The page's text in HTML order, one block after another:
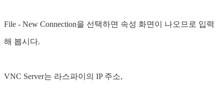
File - New Connection을 선택하면 속성 화면이 나오므로 입력
해 봅시다.
VNC Server는 라스파이의 IP 주소,